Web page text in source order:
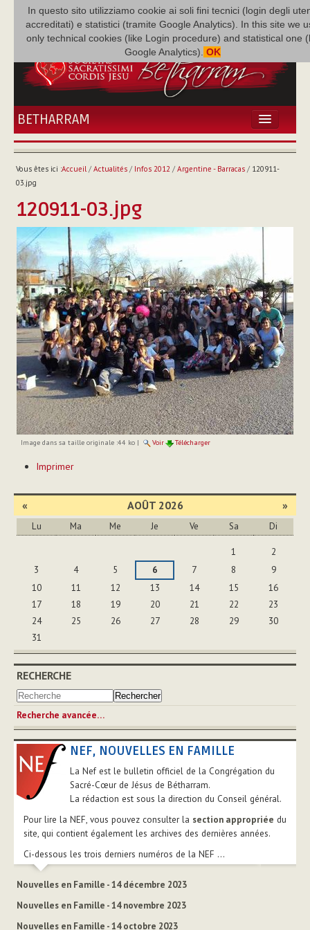
In questo sito utilizziamo cookie ai soli fini tecnici (login degli
accreditati) e statistici (tramite Google Analytics). In this site we
only technical cookies (like Login procedure) and statistical one
Google Analytics). OK
BETHARRAM
ACCUEIL
BÉTHARRAM
MISSION
NEF
MULTIMÉDIA
P. AUGUSTE ETCHÉCOPAR
Vous êtes ici :Accueil/ Actualités/ Infos 2012 / Argentine - Barracas/ 120911-
03.jpg
120911-03.jpg
Image dans sa taille originale :44 ko| Voir Télécharger
sur
document
Imprimer
« AOÛT 2026 »
Lu Ma Me Je Ve Sa Di
1
2
3
4 5 6 7 8
9
10
11 12 13 14 15
16
17
18 19 20 21 22
23
24
25 26 27 28 29
30
31
RECHERCHE
Recherche avancée…
NEF, NOUVELLES EN FAMILLE
La Nef est le bulletin officiel de la Congrégation du
Sacré-Cœur de Jésus de Bétharram.
La rédaction est sous la direction du Conseil général.
Pour lire la NEF, vous pouvez consulter la section appropriée du
site, qui contient également les archives des dernières années.
Ci-dessous les trois derniers numéros de la NEF ...
Nouvelles en Famille - 14 décembre 2023
Nouvelles en Famille - 14 novembre 2023
Nouvelles en Famille - 14 octobre 2023